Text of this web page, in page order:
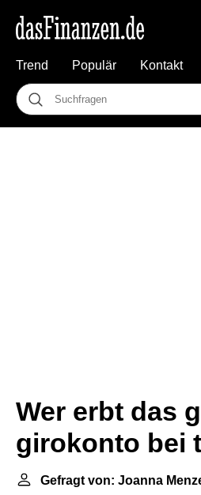
Trend Populär Kontakt
Wer erbt das
girokonto bei
Gefragt von: Joanna